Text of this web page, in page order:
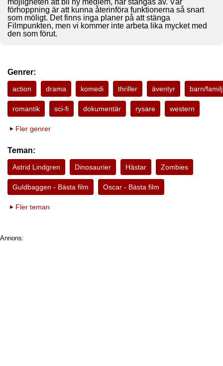
möjligheten att bli ny medlem, har stängas av. Vår
förhoppning är att kunna återinföra funktionerna så snart
som möligt. Det finns inga planer på att stänga
Filmpunkten, men vi kommer inte arbeta lika mycket med
den som förut.
Genrer:
action drama komedi thriller äventyr barn/familj
romantik sci-fi dokumentär rysare western
Fler genrer
Teman:
Astrid Lindgren Dinosaurier Hästar Zombies
Guldbaggen - Bästa film Oscar - Bästa film
Fler teman
Annons: